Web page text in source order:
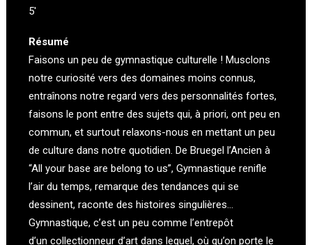
5′
Résumé
Faisons un peu de gymnastique culturelle ! Musclons
notre curiosité vers des domaines moins connus,
entraînons notre regard vers des personnalités fortes,
faisons le pont entre des sujets qui, à priori, ont peu en
commun, et surtout relaxons-nous en mettant un peu
de culture dans notre quotidien. De Bruegel l’Ancien à
“All your base are belong to us”, Gymnastique renifle
l’air du temps, remarque des tendances qui se
dessinent, raconte des histoires singulières…
Gymnastique, c’est un peu comme l’entrepôt
d’un collectionneur d’art dans lequel, où qu’on porte le